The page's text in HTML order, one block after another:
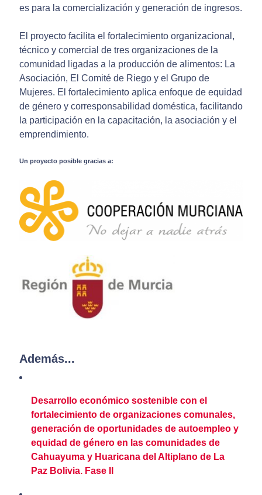
es para la comercialización y generación de ingresos.
El proyecto facilita el fortalecimiento organizacional,
técnico y comercial de tres organizaciones de la
comunidad ligadas a la producción de alimentos: La
Asociación, El Comité de Riego y el Grupo de
Mujeres. El fortalecimiento aplica enfoque de equidad
de género y corresponsabilidad doméstica, facilitando
la participación en la capacitación, la asociación y el
emprendimiento.
Un proyecto posible gracias a:
Además...
Desarrollo económico sostenible con el
fortalecimiento de organizaciones comunales,
generación de oportunidades de autoempleo y
equidad de género en las comunidades de
Cahuayuma y Huaricana del Altiplano de La
Paz Bolivia. Fase II